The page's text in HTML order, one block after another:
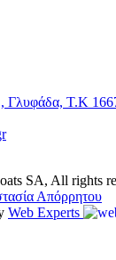
Γλυφάδα, Τ.Κ
SA, All rights
Απόρρητου
Web Experts